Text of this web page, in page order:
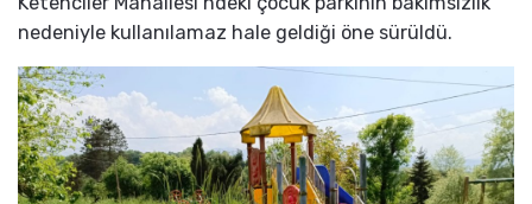
nedeniyle kullanılamaz hale geldiği öne sürüldü.